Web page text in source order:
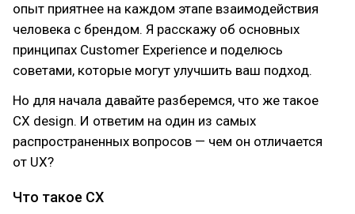
опыт приятнее на каждом этапе взаимодействия
человека с брендом. Я расскажу об основных
принципах Customer Experience и поделюсь
советами, которые могут улучшить ваш подход.
Но для начала давайте разберемся, что же такое
CX design. И ответим на один из самых
распространенных вопросов — чем он отличается
от UX?
Что такое CX